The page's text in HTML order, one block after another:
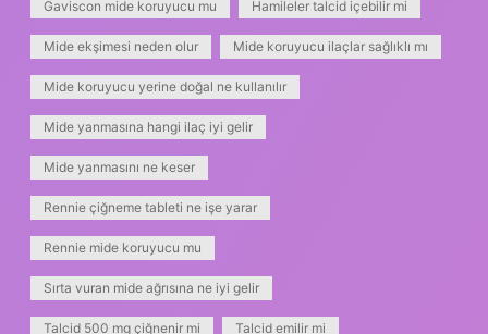
Gaviscon mide koruyucu mu Hamileler talcid içebilir mi
Mide ekşimesi neden olur Mide koruyucu ilaçlar sağlıklı mı
Mide koruyucu yerine doğal ne kullanılır
Mide yanmasına hangi ilaç iyi gelir
Mide yanmasını ne keser
Rennie çiğneme tableti ne işe yarar
Rennie mide koruyucu mu
Sırta vuran mide ağrısına ne iyi gelir
Talcid 500 mg çiğnenir mi Talcid emilir mi